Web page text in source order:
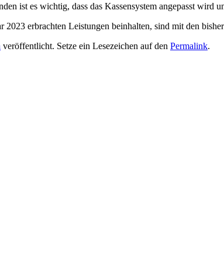
ist es wichtig, dass das Kassensystem angepasst wird
erbrachten Leistungen beinhalten, sind mit den
veröffentlicht. Setze ein Lesezeichen auf den Permalink.